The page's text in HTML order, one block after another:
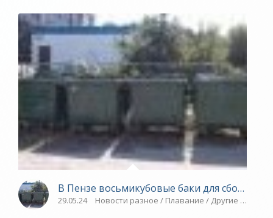
В Пензе восьмикубовые баки для сбора
29.05.24 Новости разное / Плавание / Другие виды